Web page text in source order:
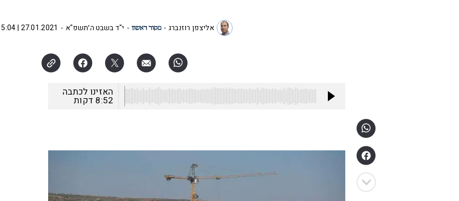
אליצפן רוזנברג י"ד בשבט ה׳תשפ"א 27.01.2021 | 15:04
האזינו לכתבה
8:52 דקות